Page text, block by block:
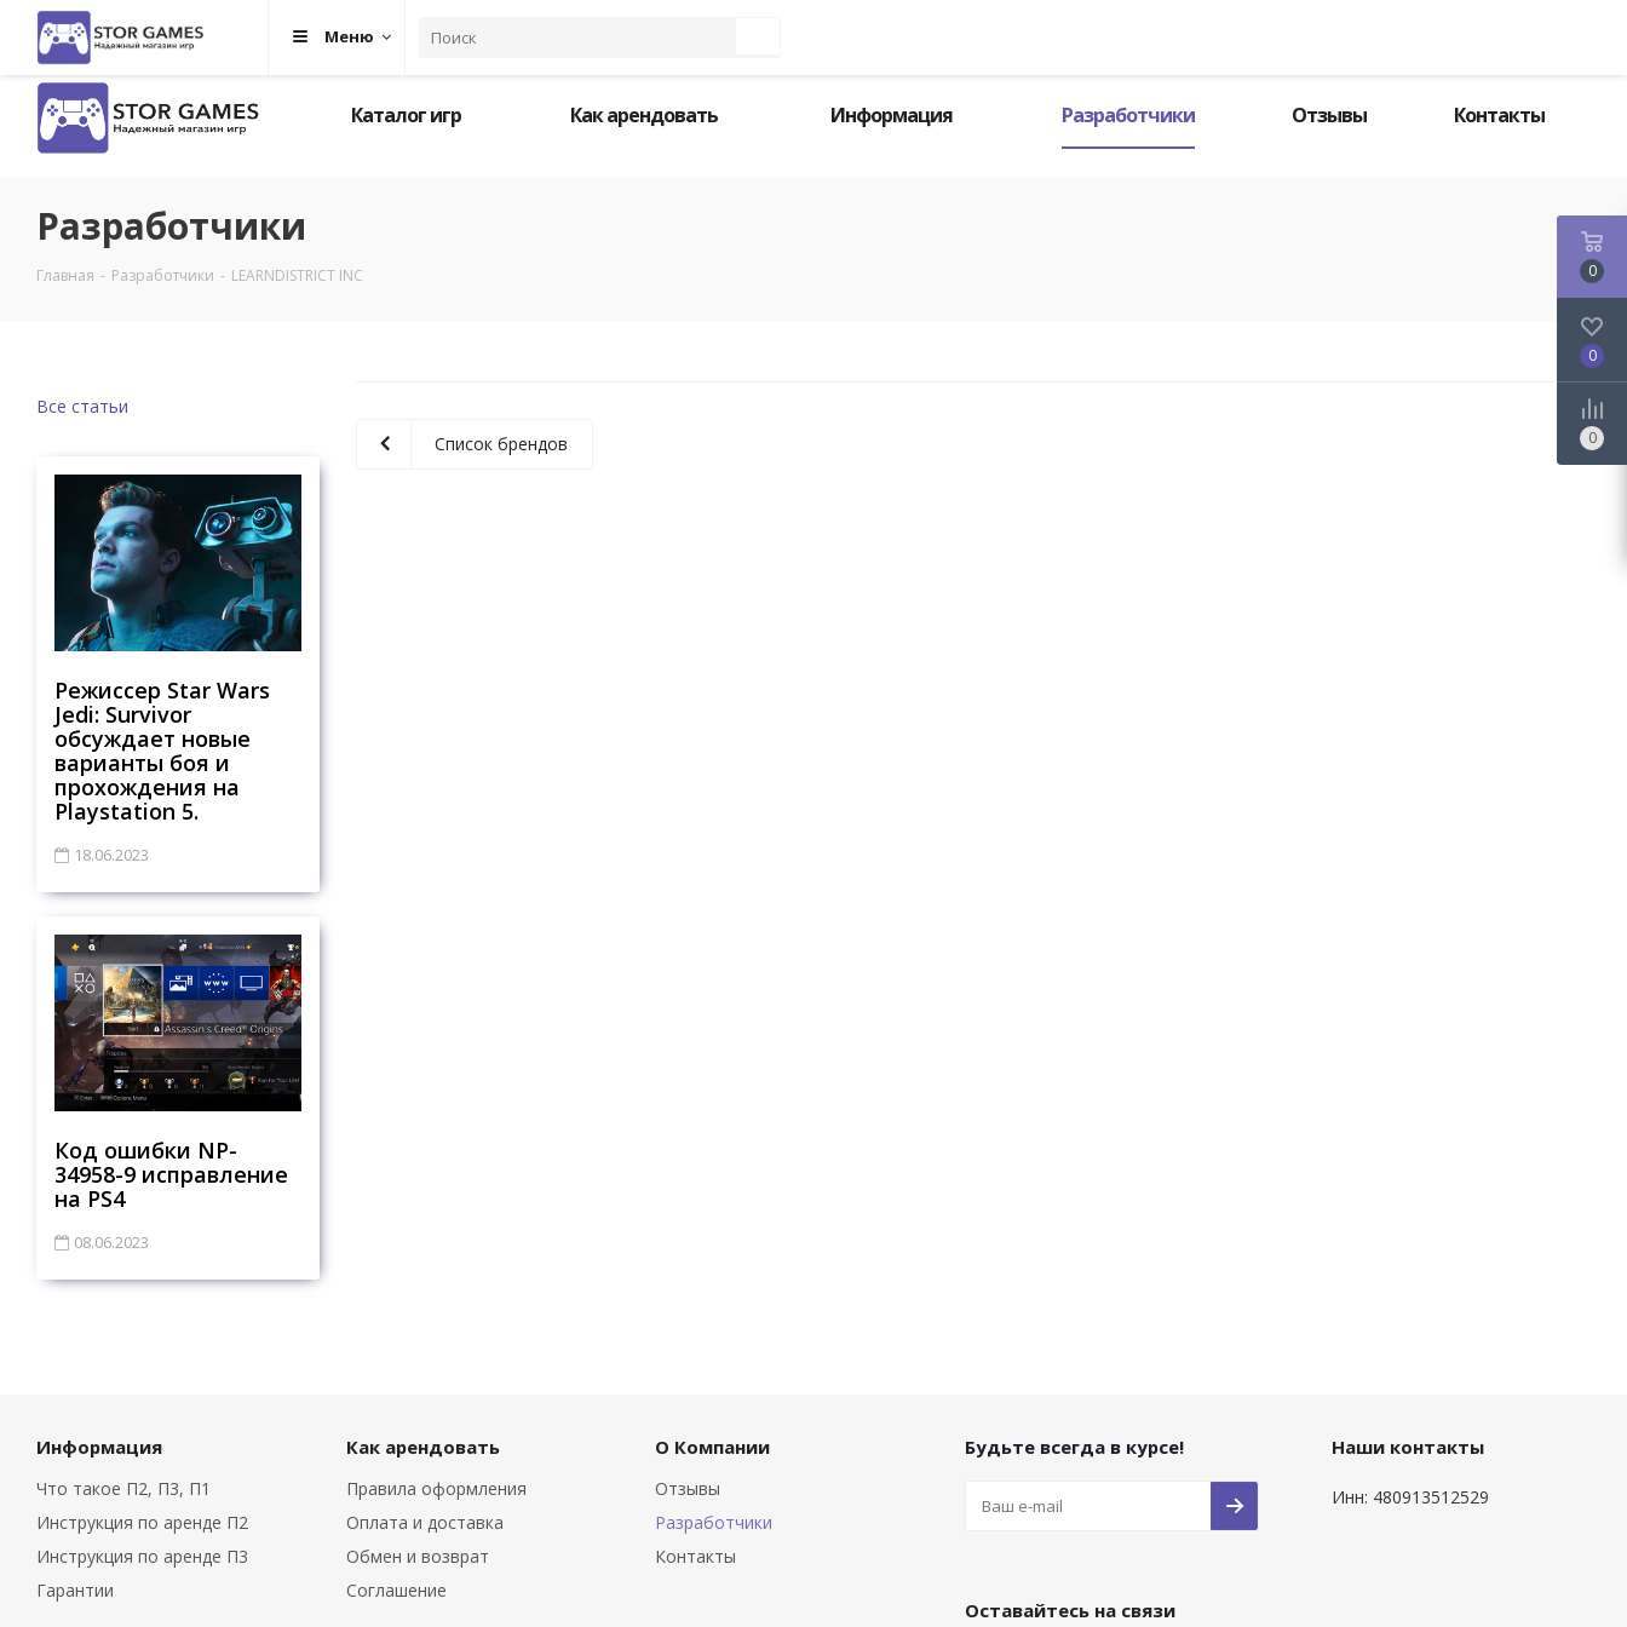
Каталог игр Как арендовать Информация Разработчики Отзывы Контакты
Меню
Разработчики
Главная - Разработчики - LEARNDISTRICT INC
Список брендов
Все статьи
Режиссер Star Wars
Jedi: Survivor
обсуждает новые
варианты боя и
прохождения на
Playstation 5.
18.06.2023
Код ошибки NP-
34958-9 исправление
на PS4
08.06.2023
Информация
Что такое П2, П3, П1
Инструкция по аренде П2
Инструкция по аренде П3
Гарантии
Как арендовать
Правила оформления
Оплата и доставка
Обмен и возврат
Соглашение
О Компании
Отзывы
Разработчики
Контакты
Будьте всегда в курсе!
Оставайтесь на связи
Наши контакты
Инн: 480913512529
0
0
0